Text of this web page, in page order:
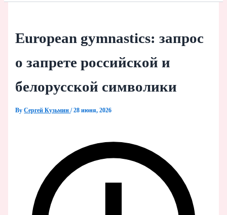
European gymnastics: запрос
о запрете российской и
белорусской символики
ByСергей Кузьмин/28 июня, 2026